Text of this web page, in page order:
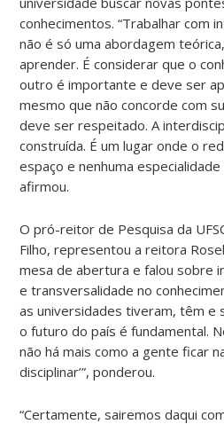
conhecimentos. “Trabalhar com
não é só uma abordagem
aprender. É considerar que o
outro é importante e deve ser
mesmo que não concorde com
deve ser respeitado. A
construída. É um lugar onde o
espaço e nenhuma
afirmou.
O pró-reitor de Pesquisa da
Filho, representou a reitora
mesa de abertura e falou sobre
e transversalidade no
as universidades tiveram, têm e
o futuro do país é fundamental.
não há mais como a gente ficar
disciplinar’”, ponderou.
“Certamente, sairemos daqui